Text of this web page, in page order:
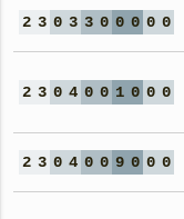
2 3 0 3 3 0 0 0 0 0
2 3 0 4 0 0 1 0 0 0
2 3 0 4 0 0 9 0 0 0